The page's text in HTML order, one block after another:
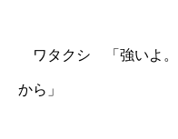
ワタクシ 「強いよ。
から」